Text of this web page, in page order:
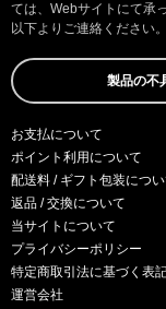
ては、Webサイトにて承
以下よりご連絡ください。
製品の不
お支払について
ポイント利用について
配送料 / ギフト包装につ
返品 / 交換について
当サイトについて
プライバシーポリシー
特定商取引法に基づく表
運営会社